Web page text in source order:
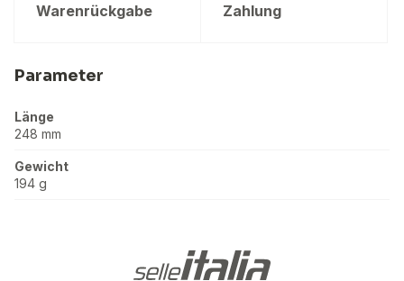
Warenrückgabe
Zahlung
Parameter
Länge
248 mm
Gewicht
194 g